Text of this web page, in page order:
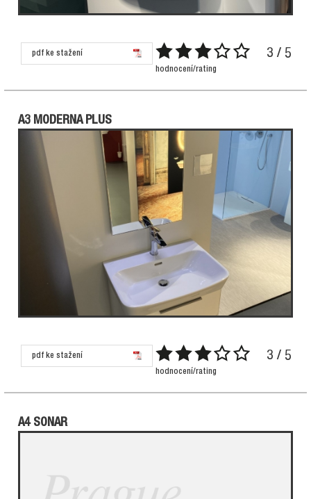
pdf ke stažení 3 / 5
hodnocení/rating
A3 MODERNA PLUS
pdf ke stažení 3 / 5
hodnocení/rating
A4 SONAR